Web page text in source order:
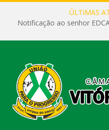
ÚLTIMAS
Notificação ao senhor